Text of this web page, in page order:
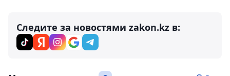
Следите за новостями zakon.kz в: